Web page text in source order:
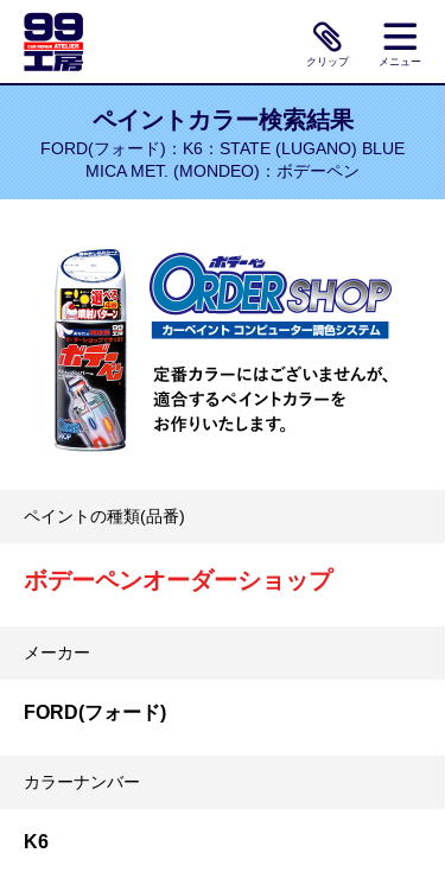
クリップ メニュー
ペイントカラー検索結果
FORD(フォード)：K6：STATE (LUGANO) BLUE
MICA MET. (MONDEO)：ボデーペン
ペイントの種類(品番)
ボデーペンオーダーショップ
メーカー
FORD(フォード)
カラーナンバー
K6